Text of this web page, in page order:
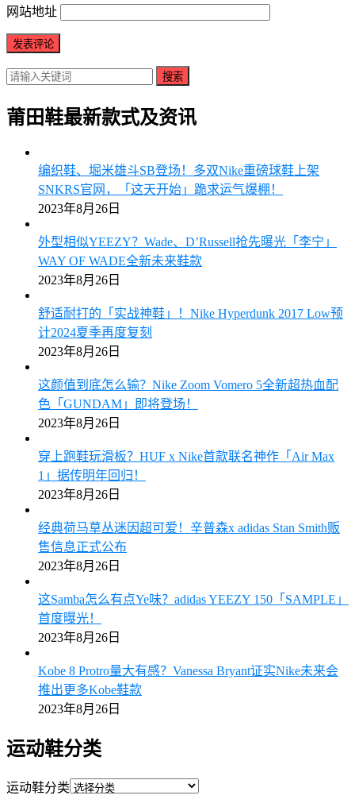
网站地址
搜索
莆田鞋最新款式及资讯
编织鞋、堀米雄斗SB登场！多双Nike重磅球鞋上架
SNKRS官网，「这天开始」跪求运气爆棚！
2023年8月26日
外型相似YEEZY？Wade、D’Russell抢先曝光「李宁」
WAY OF WADE全新未来鞋款
2023年8月26日
舒适耐打的「实战神鞋」！Nike Hyperdunk 2017 Low预
计2024夏季再度复刻
2023年8月26日
这颜值到底怎么输？Nike Zoom Vomero 5全新超热血配
色「GUNDAM」即将登场！
2023年8月26日
穿上跑鞋玩滑板？HUF x Nike首款联名神作「Air Max
1」据传明年回归！
2023年8月26日
经典荷马草丛迷因超可爱！辛普森x adidas Stan Smith贩
售信息正式公布
2023年8月26日
这Samba怎么有点Ye味？adidas YEEZY 150「SAMPLE」
首度曝光！
2023年8月26日
Kobe 8 Protro量大有感？Vanessa Bryant证实Nike未来会
推出更多Kobe鞋款
2023年8月26日
运动鞋分类
运动鞋分类